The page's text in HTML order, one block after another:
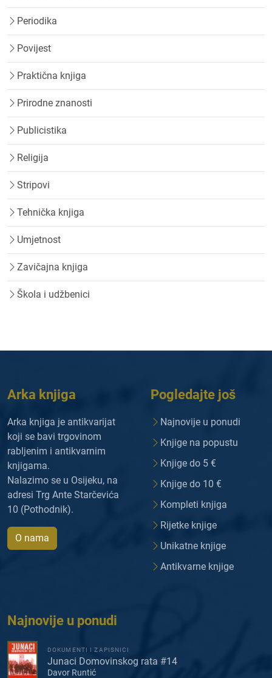
Periodika
Povijest
Praktična knjiga
Prirodne znanosti
Publicistika
Religija
Stripovi
Tehnička knjiga
Umjetnost
Zavičajna knjiga
Škola i udžbenici
Arka knjiga
Arka knjiga je antikvarijat
koji se bavi trgovinom
rabljenim i antikvarnim
knjigama.
Nalazimo se u Osijeku, na
adresi Trg Ante Starčevića
10 (Pothodnik).
O nama
Pogledajte još
Najnovije u ponudi
Knjige na popustu
Knjige do 5 €
Knjige do 10 €
Kompleti knjiga
Rijetke knjige
Unikatne knjige
Antikvarne knjige
Najnovije u ponudi
DOKUMENTI I ZAPISNICI
Junaci Domovinskog rata #14
Davor Runtić